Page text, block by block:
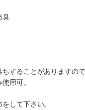
臭
することがありますの
用可。
して下さい。